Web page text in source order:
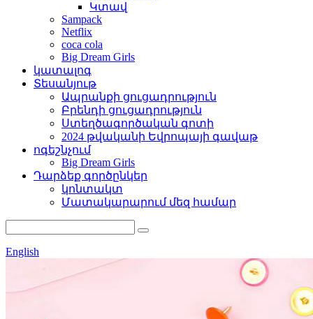
Կտավ
Sampack
Netflix
coca cola
Big Dream Girls
կատալոգ
Տեսանյութ
Ապրանքի ցուցադրություն
Բրենդի ցուցադրություն
Ստեղծագործական գոտի
2024 թվականի Եվրոպայի գավաթ
ոգեշնչում
Big Dream Girls
Դարձեք գործընկեր
կոնտակտ
Մատակարարում մեզ համար
English